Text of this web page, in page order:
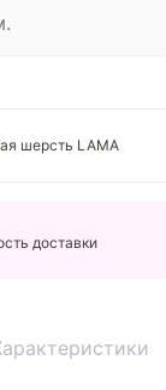
шерсть LAMA
доставки